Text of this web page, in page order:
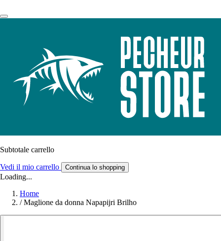
Subtotale carrello
Vedi il mio carrello Continua lo shopping
Loading...
Home
/ Maglione da donna Napapijri Brilho